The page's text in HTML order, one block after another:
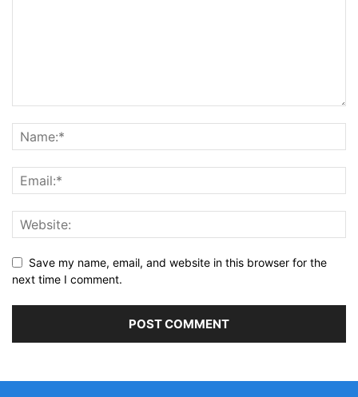
Save my name, email, and website in this browser for the
next time I comment.